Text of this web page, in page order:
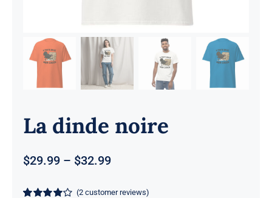
La dinde noire
$29.99 – $32.99Price
$29.99
(2 customer reviews)